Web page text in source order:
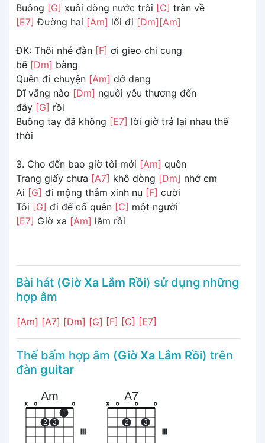
Buông [G] xuôi dòng nước trôi [C] tràn về
[E7] Đường hai [Am] lối đi [Dm] [Am]
ĐK: Thôi nhé đàn [F] ơi gieo chi cung
bẽ [Dm] bàng
Quên đi chuyện [Am] dở dang
Dĩ vãng nào [Dm] nguôi yêu thương đến
đây [G] rồi
Buông tay đã không [E7] lời giờ trả lại nhau thế
thôi
3. Cho đến bao giờ tôi mới [Am] quên
Trang giấy chưa [A7] khô dòng [Dm] nhớ em
Ai [G] đi mộng thắm xinh nụ [F] cười
Tôi [G] đi để cố quên [C] một người
[E7] Giờ xa [Am] lắm rồi
Bài hát (Giờ Xa Lắm Rồi) sử dụng những
hợp âm
[Am] [A7] [Dm] [G] [F] [C] [E7]
Thế bấm hợp âm (Giờ Xa Lắm Rồi) trên
đàn guitar
Am
x o
2 3
1
o
A7
x o
2
o
3
o